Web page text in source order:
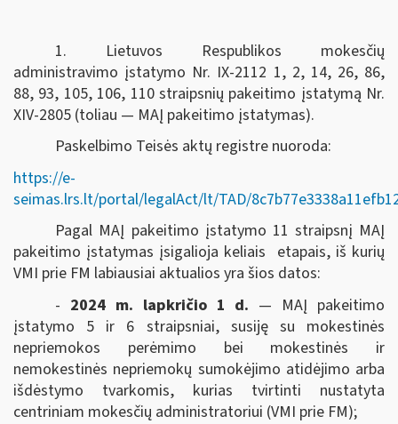
1. Lietuvos Respublikos mokesčių
administravimo įstatymo Nr. IX-2112 1, 2, 14, 26, 86,
88, 93, 105, 106, 110 straipsnių pakeitimo įstatymą Nr.
XIV-2805 (toliau — MAĮ pakeitimo įstatymas).
Paskelbimo Teisės aktų registre nuoroda:
https://e-
seimas.lrs.lt/portal/legalAct/lt/TAD/
Pagal MAĮ pakeitimo įstatymo 11 straipsnį MAĮ
pakeitimo įstatymas įsigalioja keliais etapais, iš kurių
VMI prie FM labiausiai aktualios yra šios datos:
- 2024 m. lapkričio 1 d. — MAĮ pakeitimo
įstatymo 5 ir 6 straipsniai, susiję su mokestinės
nepriemokos perėmimo bei mokestinės ir
nemokestinės nepriemokų sumokėjimo atidėjimo arba
išdėstymo tvarkomis, kurias tvirtinti nustatyta
centriniam mokesčių administratoriui (VMI prie FM);